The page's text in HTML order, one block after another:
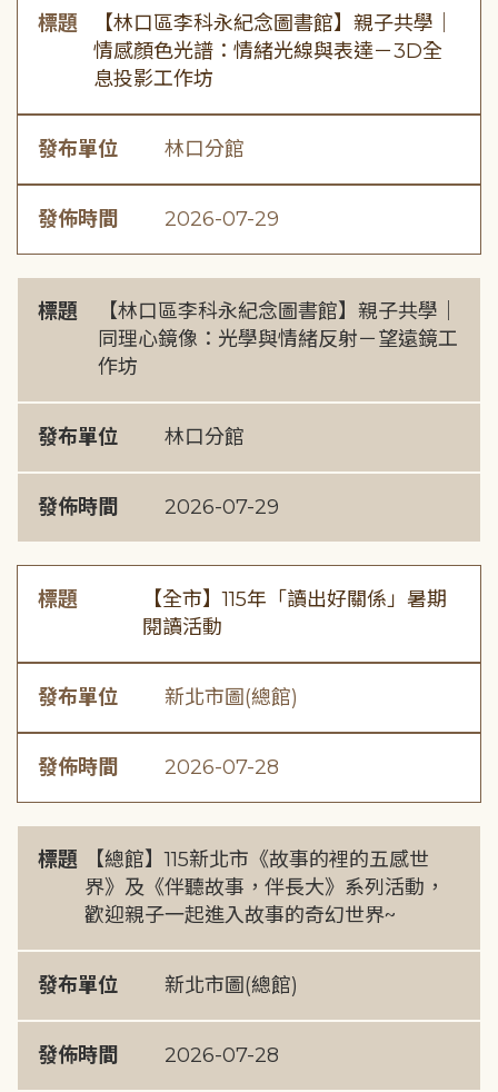
標題
【林口區李科永紀念圖書館】親子共學｜
情感顏色光譜：情緒光線與表達－3D全
息投影工作坊
發布單位 林口分館
發佈時間 2026-07-29
標題
【林口區李科永紀念圖書館】親子共學｜
同理心鏡像：光學與情緒反射－望遠鏡工
作坊
發布單位 林口分館
發佈時間 2026-07-29
標題
【全市】115年「讀出好關係」暑期
閱讀活動
發布單位 新北市圖(總館)
發佈時間 2026-07-28
標題
【總館】115新北市《故事的裡的五感世
界》及《伴聽故事，伴長大》系列活動，
歡迎親子一起進入故事的奇幻世界~
發布單位 新北市圖(總館)
發佈時間 2026-07-28